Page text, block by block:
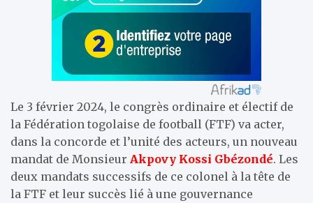
Le 3 février 2024, le congrès ordinaire et électif de
la Fédération togolaise de football (FTF) va acter,
dans la concorde et l’unité des acteurs, un nouveau
mandat de Monsieur Akpovy Kossi Gbézondé. Les
deux mandats successifs de ce colonel à la tête de
la FTF et leur succès lié à une gouvernance